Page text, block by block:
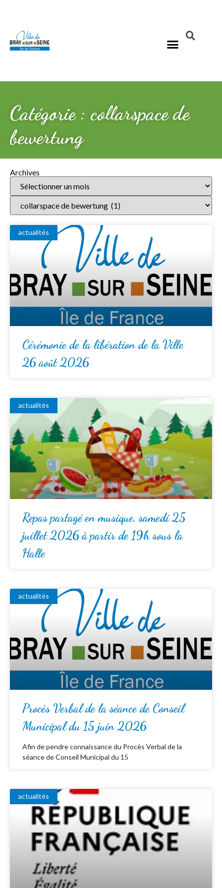
Catégorie : collarspace de
bewertung
Archives
actualités
Cérémonie de la libération de la Ville
26 août 2026
actualités
Repas partagé en musique, samedi 25
juillet 2026 à partir de 19h sous la
Halle
actualités
Procès Verbal de la séance de Conseil
Municipal du 15 juin 2026
Afin de pendre connaissance du Procès Verbal de la
séance de Conseil Municipal du 15
actualités